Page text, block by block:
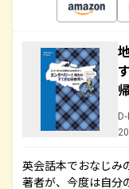
英会話本でおなじみ
著者が、今度は自分